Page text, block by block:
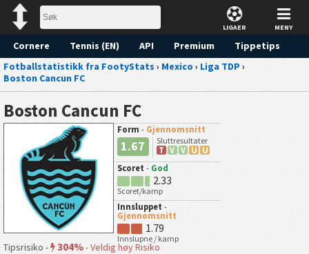
LIGAER MENY
Cornere Tennis (EN) API Premium
Tippetips
Fotballstatistikk fra FootyStats › Mexico › Liga TDP ›
Boston Cancun FC
Boston Cancun FC
Form - Gjennomsnitt
1.67
Sluttresultater
T
V V U U
Scoret - God
2.33
Scoret/kamp
Innsluppet -
Gjennomsnitt
1.79
Innslupne / kamp
Tipsrisiko - 304%-Veldig høy Risiko